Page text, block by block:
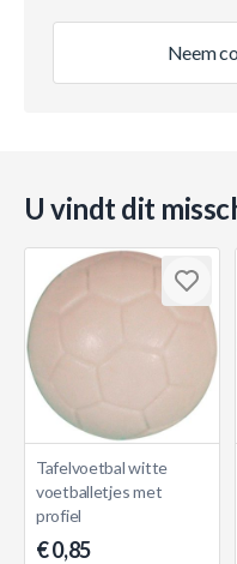
Neem
U vindt dit
Tafelvoetbal witte
voetballetjes met
profiel
€ 0,85